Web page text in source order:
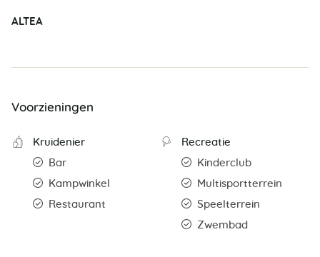
ALTEA
Voorzieningen
Kruidenier
Bar
Kampwinkel
Restaurant
Recreatie
Kinderclub
Multisportterrein
Speelterrein
Zwembad